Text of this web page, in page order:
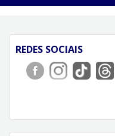
REDES SOCIAIS